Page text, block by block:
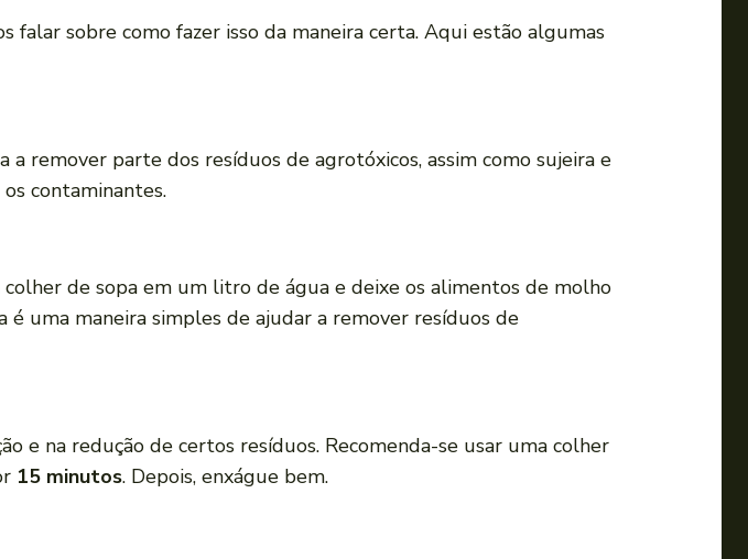
d
n
o
falar sobre como fazer isso da maneira certa. Aqui estão algumas
a remover parte dos resíduos de agrotóxicos, assim como sujeira e
contaminantes.
colher de sopa em um litro de água e deixe os alimentos de molho
é uma maneira simples de ajudar a remover resíduos de
e na redução de certos resíduos. Recomenda-se usar uma colher
15 minutos. Depois, enxágue bem.